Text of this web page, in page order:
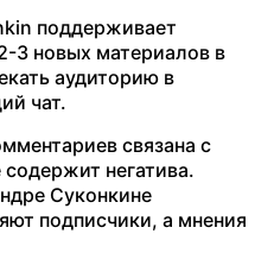
поддерживает
3 новых материалов в
аудиторию в
чат.
связана с
негатива.
Суконкине
подписчики, а мнения